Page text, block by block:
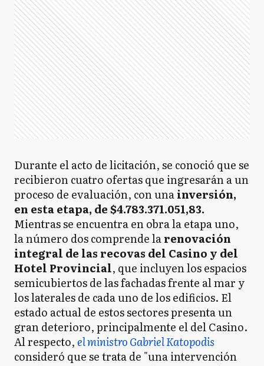
Durante el acto de licitación, se conoció que se
recibieron cuatro ofertas que ingresarán a un
proceso de evaluación, con unainversión,
en esta etapa, de $4.783.371.051,83.
Mientras se encuentra en obra la etapa uno,
la número dos comprende larenovación
integral de las recovas del Casino y del
Hotel Provincial, que incluyen los espacios
semicubiertos de las fachadas frente al mar y
los laterales de cada uno de los edificios. El
estado actual de estos sectores presenta un
gran deterioro, principalmente el del Casino.
Al respecto,el ministro Gabriel Katopodis
consideró que se trata de "una intervención